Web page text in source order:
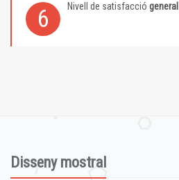
6 Nivell de satisfacció general
Disseny mostral